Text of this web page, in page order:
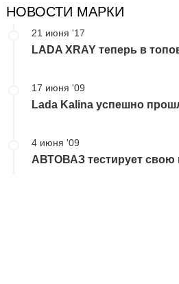
НОВОСТИ МАРКИ
21 июня '17
LADA XRAY теперь в
17 июня '09
Lada Kalina успешно
4 июня '09
АВТОВАЗ тестирует свою